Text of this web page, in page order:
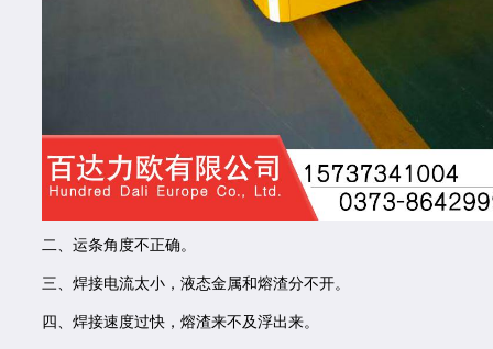
二、运条角度不正确。
三、焊接电流太小，液态金属和熔渣分不开。
四、焊接速度过快，熔渣来不及浮出来。